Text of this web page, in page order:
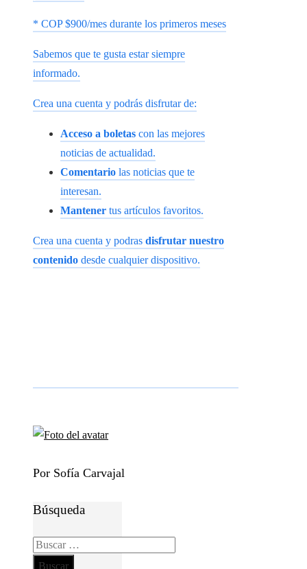
* COP $900/mes durante los primeros meses
Sabemos que te gusta estar siempre
informado.
Crea una cuenta y podrás disfrutar de:
Acceso a boletas con las mejores
noticias de actualidad.
Comentario las noticias que te
interesan.
Mantener tus artículos favoritos.
Crea una cuenta y podras disfrutar nuestro
contenido desde cualquier dispositivo.
Por Sofía Carvajal
Búsqueda
Buscar: